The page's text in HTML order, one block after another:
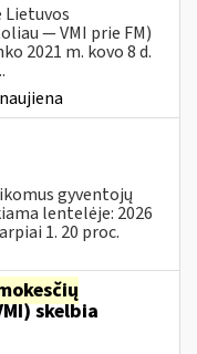
Lietuvos
― VMI prie FM)
2021 m. kovo 8 d.
gyventojų
lentelėje: 2026
1. 20 proc.
skelbia